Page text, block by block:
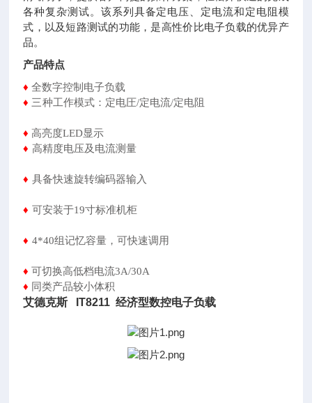
各种复杂测试。该系列具备定电压、定电流和定电阻模
式，以及短路测试的功能，是高性价比电子负载的优异产
品。
产品特点
♦全数字控制电子负载
♦ 三种工作模式：定电圧/定电流/定电阻
♦高亮度LED显示
♦ 高精度电压及电流测量
♦ 具备快速旋转编码器输入
♦ 可安装于19寸标准机柜
♦ 4*40组记忆容量，可快速调用
♦可切换高低档电流3A/30A
♦ 同类产品较小体积
艾德克斯 IT8211 经济型数控电子负载